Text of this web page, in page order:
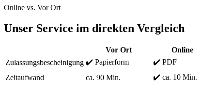
Online vs. Vor Ort
Unser Service im direkten Vergleich
Vor Ort
Online
Zulassungsbescheinigung ✔️ Papierform
✔️ PDF
Zeitaufwand
ca. 90 Min.
✔️ ca. 10 Min.